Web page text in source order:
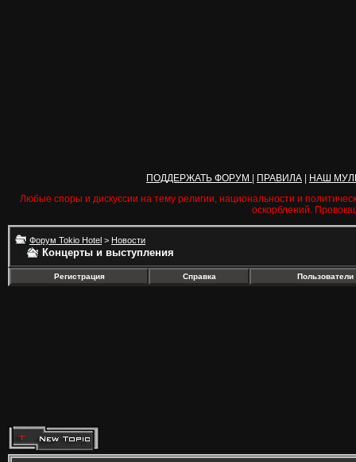
ПОДДЕРЖАТЬ ФОРУМ ПРАВИЛА
НАШ
Любые споры и дискуссии на тему религии, национальности и
оскорблений.
Форум Tokio Hotel > Новости
Концерты и выступления
Регистрация Справка Пользователи